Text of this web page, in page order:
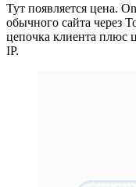
Тут появляется цена.
обычного сайта через
цепочка клиента плюс
IP.